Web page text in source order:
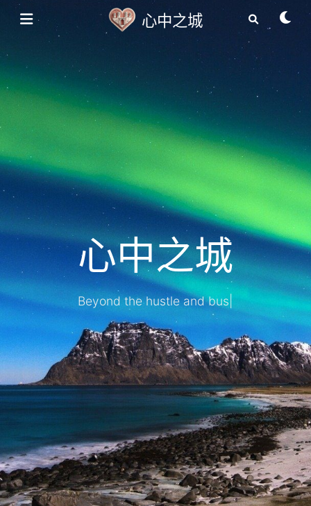
心中之城
心中之城
Beyond the hustle and bustle